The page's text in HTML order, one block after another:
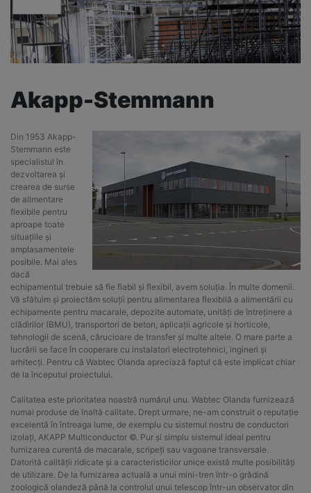
Akapp-Stemmann
Din 1953 Akapp-
Stemmann este
specialistul în
dezvoltarea și
crearea de surse
de alimentare
flexibile pentru
aproape toate
situațiile și
amplasamentele
posibile. Mai ales
dacă
echipamentul trebuie să fie fiabil și flexibil, avem soluția. În multe domenii.
Vă sfătuim și proiectăm soluții pentru alimentarea flexibilă a alimentării cu
echipamente pentru macarale, depozite automate, unități de întreținere a
clădirilor (BMU), transportori de beton, aplicații agricole și horticole,
tehnologii de scenă, cărucioare de transfer și multe altele. O mare parte a
lucrării se face în cooperare cu instalatori electrotehnici, ingineri și
arhitecți. Pentru că Wabtec Olanda apreciază faptul că este implicat chiar
de la începutul proiectului.
Calitatea este prioritatea noastră numărul unu. Wabtec Olanda furnizează
numai produse de înaltă calitate. Drept urmare, ne-am construit o reputație
excelentă în întreaga lume, de exemplu cu sistemul nostru de conductori
izolați, AKAPP Multiconductor ©. Pur și simplu sistemul ideal pentru
furnizarea curentă de macarale, scripeți sau vagoane transversale.
Datorită calității ridicate și a caracteristicilor unice există multe posibilități
de utilizare. De la furnizarea actuală a unui mini-tren într-o grădină
zoologică olandeză până la controlul unui telescop într-un observator din